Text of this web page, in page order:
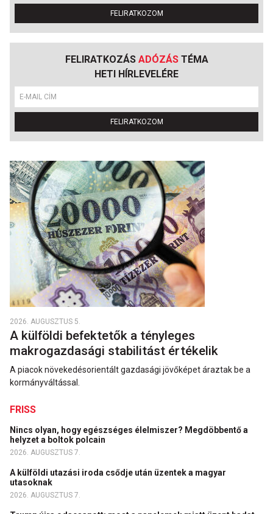
FELIRATKOZOM
FELIRATKOZÁS ADÓZÁSTÉMA
HETI HÍRLEVELÉRE
FELIRATKOZOM
2026. AUGUSZTUS 5.
A külföldi befektetők a tényleges
makrogazdasági stabilitást értékelik
A piacok növekedésorientált gazdasági jövőképet áraztak be a
kormányváltással.
FRISS
Nincs olyan, hogy egészséges élelmiszer? Megdöbbentő a
helyzet a boltok polcain
2026. AUGUSZTUS 7.
A külföldi utazási iroda csődje után üzentek a magyar
utasoknak
2026. AUGUSZTUS 7.